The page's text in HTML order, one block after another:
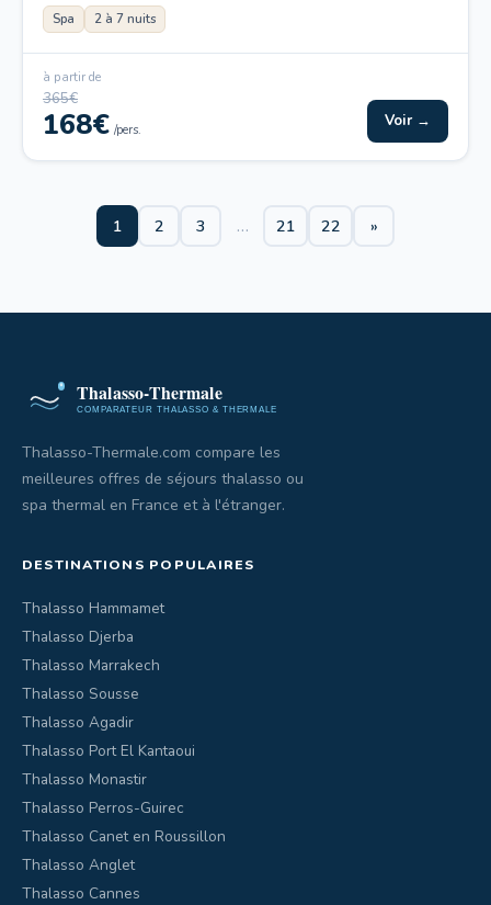
Spa 2 à 7 nuits
à partir de
365€
168€ /pers. Voir →
1 2 3 … 21 22 »
Thalasso-Thermale.com compare les
meilleures offres de séjours thalasso ou
spa thermal en France et à l'étranger.
DESTINATIONS POPULAIRES
Thalasso Hammamet
Thalasso Djerba
Thalasso Marrakech
Thalasso Sousse
Thalasso Agadir
Thalasso Port El Kantaoui
Thalasso Monastir
Thalasso Perros-Guirec
Thalasso Canet en Roussillon
Thalasso Anglet
Thalasso Cannes